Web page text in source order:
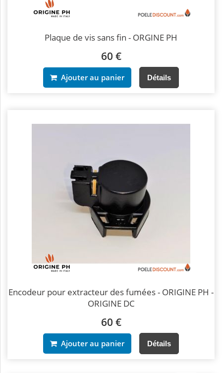
Plaque de vis sans fin - ORGINE PH
60 €
Ajouter au panier Détails
Encodeur pour extracteur des fumées - ORIGINE PH -
ORIGINE DC
60 €
Ajouter au panier Détails